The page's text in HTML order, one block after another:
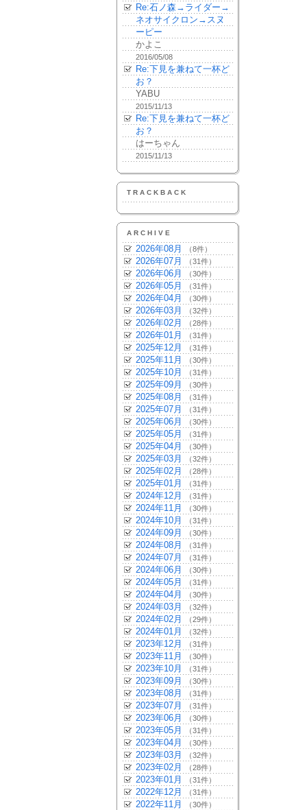
Re:石ノ森→ライダー→
ネオサイクロン→スヌ
ーピー
かよこ
2016/05/08
Re:下見を兼ねて一杯ど
お？
YABU
2015/11/13
Re:下見を兼ねて一杯ど
お？
はーちゃん
2015/11/13
TRACKBACK
ARCHIVE
2026年08月 （8件）
2026年07月 （31件）
2026年06月 （30件）
2026年05月 （31件）
2026年04月 （30件）
2026年03月 （32件）
2026年02月 （28件）
2026年01月 （31件）
2025年12月 （31件）
2025年11月 （30件）
2025年10月 （31件）
2025年09月 （30件）
2025年08月 （31件）
2025年07月 （31件）
2025年06月 （30件）
2025年05月 （31件）
2025年04月 （30件）
2025年03月 （32件）
2025年02月 （28件）
2025年01月 （31件）
2024年12月 （31件）
2024年11月 （30件）
2024年10月 （31件）
2024年09月 （30件）
2024年08月 （31件）
2024年07月 （31件）
2024年06月 （30件）
2024年05月 （31件）
2024年04月 （30件）
2024年03月 （32件）
2024年02月 （29件）
2024年01月 （32件）
2023年12月 （31件）
2023年11月 （30件）
2023年10月 （31件）
2023年09月 （30件）
2023年08月 （31件）
2023年07月 （31件）
2023年06月 （30件）
2023年05月 （31件）
2023年04月 （30件）
2023年03月 （32件）
2023年02月 （28件）
2023年01月 （31件）
2022年12月 （31件）
2022年11月 （30件）